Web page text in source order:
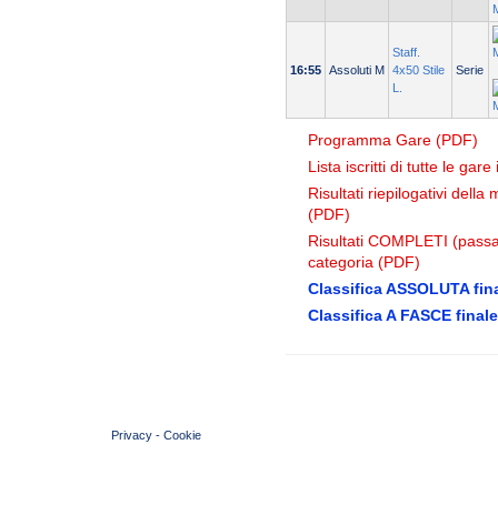
16:55 Assoluti M
Staff.
4x50 Stile
L.
Serie
Programma Gare (PDF)
Lista iscritti di tutte le gare
Risultati riepilogativi della
(PDF)
Risultati COMPLETI
categoria (PDF)
Classifica ASSOLUTA
Classifica A FASCE
Privacy - Cookie